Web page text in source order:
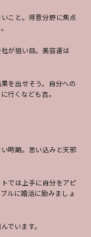
こと。得意分野に焦点
が狙い目。美容運は
を出せそう。自分への
行くなども吉。
時期。思い込みと天邪
では上手に自分をアピ
ルに婚活に励みましょ
でいます。